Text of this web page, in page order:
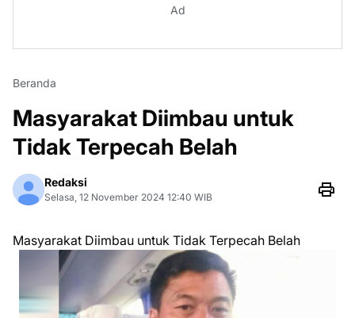
Ad
Beranda
Masyarakat Diimbau untuk
Tidak Terpecah Belah
Redaksi
Selasa, 12 November 2024 12:40 WIB
Masyarakat Diimbau untuk Tidak Terpecah Belah